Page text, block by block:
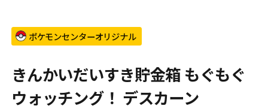
ポケモンセンターオリジナル
きんかいだいすき貯金箱 もぐもぐ
ウォッチング！ デスカーン